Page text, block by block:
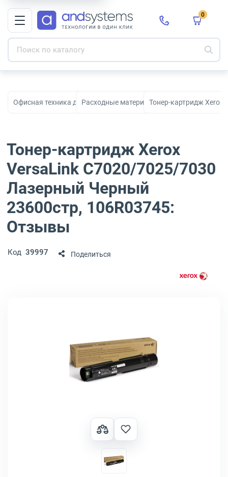
0
Офисная техника для печати, сканирования и
Расходные материалы для принтеров и
Тонер-картридж Xerox
Тонер-картридж Xerox
VersaLink C7020/7025/7030
Лазерный Черный
23600стр, 106R03745:
Отзывы
Код 39997 Поделиться